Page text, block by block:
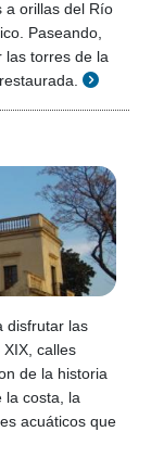
a orillas del Río
Paseando,
las torres de la
disfrutar las
calles
de la historia
la costa, la
acuáticos que